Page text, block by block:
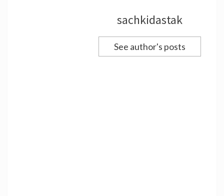
sachkidastak
See author's posts